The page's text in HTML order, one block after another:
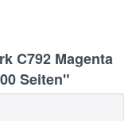
C792 Magenta
Seiten"